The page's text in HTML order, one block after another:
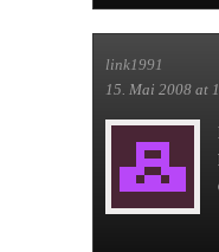
link1991
15. Mai 2008 at